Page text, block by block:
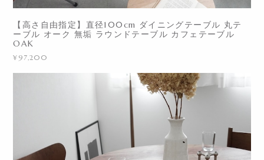
【高さ自由指定】直径100cm ダイニングテーブル 丸テ
ーブル オーク 無垢 ラウンドテーブル カフェテーブル
OAK
¥97,200